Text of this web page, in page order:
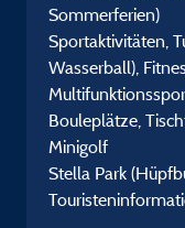
Sommerferien)
Sportaktivitäten,
Wasserball),
Bouleplätze,
Minigolf
Stella Park